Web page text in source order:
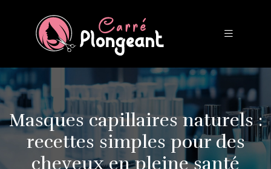
Masques capillaires naturels :
recettes simples pour des
cheveux en pleine santé